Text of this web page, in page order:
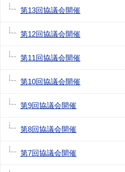
第13回協議会開催
第12回協議会開催
第11回協議会開催
第10回協議会開催
第9回協議会開催
第8回協議会開催
第7回協議会開催